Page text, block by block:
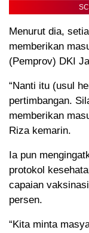
Menurut dia,
memberikan
(Pemprov) DKI
“Nanti itu (usul
pertimbangan.
memberikan
Riza kemarin.
Ia pun
protokol
capaian
persen.
“Kita minta